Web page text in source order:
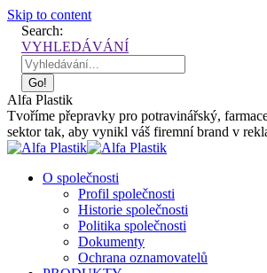
Skip to content
Search:
VYHLEDÁVÁNÍ
Alfa Plastik
Tvoříme přepravky pro potravinářský,
sektor tak, aby vynikl váš firemní brand v
O společnosti
Profil společnosti
Historie společnosti
Politika společnosti
Dokumenty
Ochrana oznamovatelů